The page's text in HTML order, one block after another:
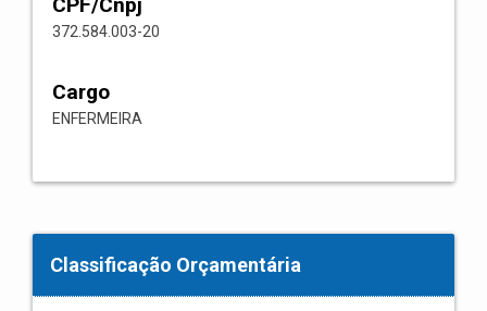
372.584.003-20
Cargo
ENFERMEIRA
Classificação Orçamentária